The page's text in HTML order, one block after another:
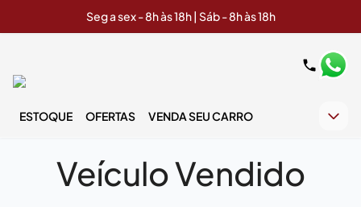
Seg a sex - 8h às 18h | Sáb - 8h às 18h
ESTOQUE OFERTAS VENDA SEU CARRO
Veículo Vendido